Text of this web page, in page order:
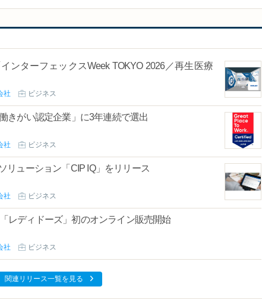
ンターフェックスWeek TOKYO 2026／再生医療
社 ビジネス
きがい認定企業」に3年連続で選出
社 ビジネス
リューション「CIP IQ」をリリース
社 ビジネス
レディドーズ」初のオンライン販売開始
社 ビジネス
関連リリース一覧を見る